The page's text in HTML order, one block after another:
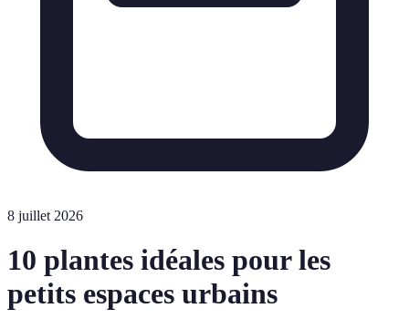
8 juillet 2026
10 plantes idéales pour les
petits espaces urbains